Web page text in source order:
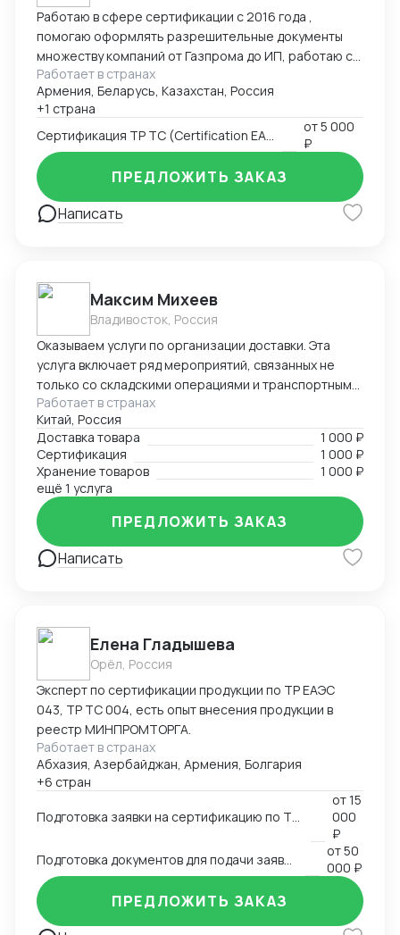
Работаю в сфере сертификации с 2016 года ,
помогаю оформлять разрешительные документы
множеству компаний от Газпрома до ИП, работаю с
таможенными брокерами
Работает в странах
Армения, Беларусь, Казахстан, Россия
+1 страна
от5 000
₽
Написать
ПРЕДЛОЖИТЬ ЗАКАЗ
Максим Михеев
Владивосток, Россия
Оказываем услуги по организации доставки. Эта
услуга включает ряд мероприятий, связанных не
только со складскими операциями и транспортным
сопровождением. В нее также входит таможенное
оформление, помощь в заполнении необходимой
сопроводительной и разрешительной
документации.
Работает в странах
Китай, Россия
Доставка товара
1 000 ₽
Сертификация
1 000 ₽
Хранение товаров
1 000 ₽
ещё 1 услуга
Написать
ПРЕДЛОЖИТЬ ЗАКАЗ
Елена Гладышева
Орёл, Россия
Эксперт по сертификации продукции по ТР ЕАЭС
043, ТР ТС 004, есть опыт внесения продукции в
реестр МИНПРОМТОРГА.
Работает в странах
Абхазия, Азербайджан, Армения, Болгария
+6 стран
Подготовка заявки на сертификацию по ТР ЕАЭС 043, ТР ТС 004, ТР ТС 020, ТР ТС 010, 123-ФЗ
от15
000
₽
от50
000 ₽
ПРЕДЛОЖИТЬ ЗАКАЗ